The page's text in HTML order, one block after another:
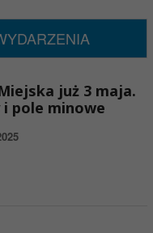
już 3 maja.
pole minowe